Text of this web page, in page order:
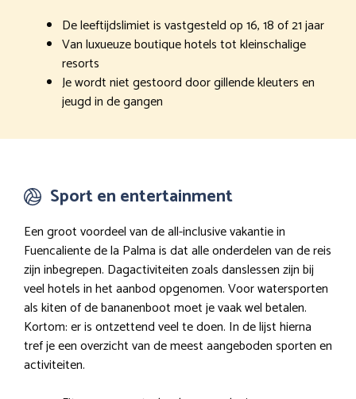
De leeftijdslimiet is vastgesteld op 16, 18 of 21 jaar
Van luxueuze boutique hotels tot kleinschalige
resorts
Je wordt niet gestoord door gillende kleuters en
jeugd in de gangen
Sport en entertainment
Een groot voordeel van de all-inclusive vakantie in
Fuencaliente de la Palma is dat alle onderdelen van de reis
zijn inbegrepen. Dagactiviteiten zoals danslessen zijn bij
veel hotels in het aanbod opgenomen. Voor watersporten
als kiten of de bananenboot moet je vaak wel betalen.
Kortom: er is ontzettend veel te doen. In de lijst hierna
tref je een overzicht van de meest aangeboden sporten en
activiteiten.